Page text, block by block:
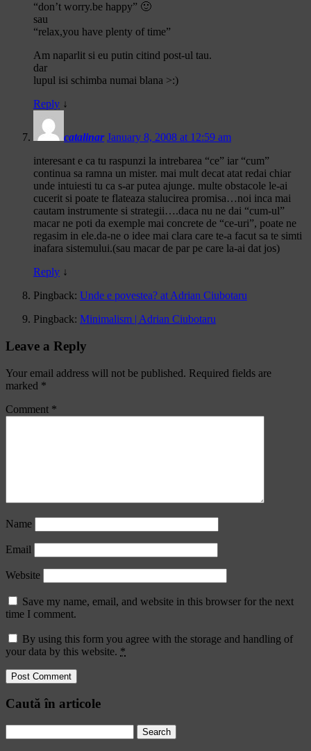
“don’t worry.be happy” 🙂
sau
“relax,you have plenty of time”
Am naparlit si eu putin citind post-ul tau.
dar
lupul isi schimba numai blana >:)
Reply ↓
catalinar January 8, 2008 at 12:59 am
interesant e ca tu raspunzi la intrebarea “ce” iar “cum”
continua sa ramna un mister. mai mult decat atat redai chiar
unde intuiesti tu ca s-ar putea ajunge. multe obstacole le-ai
cucerit si poate te flateaza stalucirea promisa…noi inca mai
cautam instrumente si strategii….daca nu ne dai “cum-ul”
macar ne poti da exemple mai concrete de “ce-uri”, poate ne
regasim in ele.da-ne o idee mai clara care te-a facut sa te simti
inafara sistemului.(sau macar de par pe care la-ai dat jos)
Reply ↓
Pingback: Unde e povestea? at Adrian Ciubotaru
Pingback: Minimalism | Adrian Ciubotaru
Leave a Reply
Your email address will not be published. Required fields are
marked *
Comment *
Name
Email
Website
Save my name, email, and website in this browser for the next
time I comment.
By using this form you agree with the storage and handling of
your data by this website. *
Caută în articole
for: